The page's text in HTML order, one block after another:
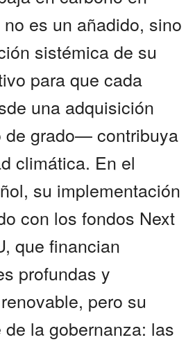
es un añadido, sino
sistémica de su
para que cada
una adquisición
de grado— contribuya
climática. En el
su implementación
con los fondos Next
que financian
profundas y
pero su
la gobernanza: las